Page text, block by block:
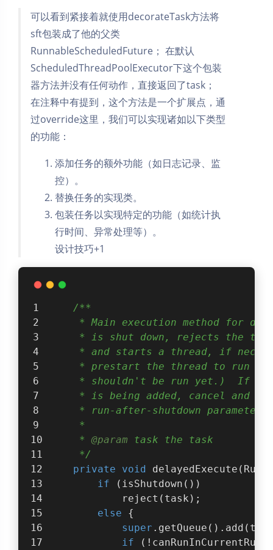
可以看到紧接着就使用decorateTask方法将
sft包装成了他的父类
RunnableScheduledFuture； 在默认
ScheduledThreadPoolExecutor下这个包装
器方法并没有任何动作，直接返回了task；
在注释中有提到，这个方法是一个扩展点，通
过override这里，我们可以实现诸如以下类型
的功能：
添加任务的额外功能（如日志记录、监
控）。
替换任务的实现类。
包装任务以实现特定的功能（如统计执
行时间、异常处理等）。
设计技巧+1
/**
* Main execution method for
* is shut down, rejects the
* and starts a thread, if
* prestart the thread to run
* shouldn't be run yet.)  If
* is being added, cancel and
* run-after-shutdown
     *
     *
@param task the task
     */
private
void delayedExecute
if (isShutdown())
            reject(task);
else {
super
if